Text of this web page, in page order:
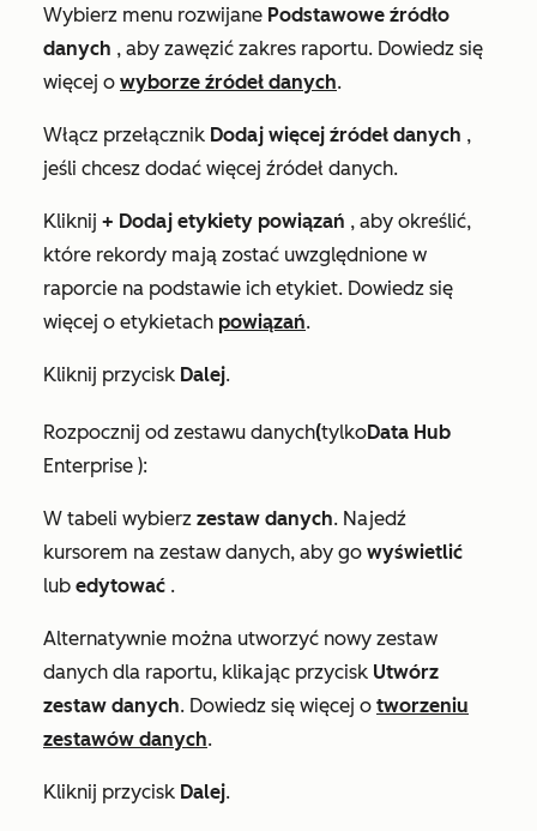
Wybierz menu rozwijane Podstawowe źródło
danych , aby zawęzić zakres raportu. Dowiedz się
więcej o wyborze źródeł danych.
Włącz przełącznik Dodaj więcej źródeł danych ,
jeśli chcesz dodać więcej źródeł danych.
Kliknij + Dodaj etykiety powiązań , aby określić,
które rekordy mają zostać uwzględnione w
raporcie na podstawie ich etykiet. Dowiedz się
więcej o etykietach powiązań.
Kliknij przycisk Dalej.
Rozpocznij od zestawu danych(tylkoData Hub
Enterprise ):
W tabeli wybierz zestaw danych. Najedź
kursorem na zestaw danych, aby go wyświetlić
lub edytować .
Alternatywnie można utworzyć nowy zestaw
danych dla raportu, klikając przycisk Utwórz
zestaw danych. Dowiedz się więcej o tworzeniu
zestawów danych.
Kliknij przycisk Dalej.